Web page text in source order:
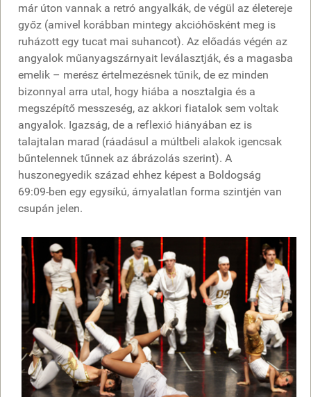
már úton vannak a retró angyalkák, de végül az életereje
győz (amivel korábban mintegy akcióhősként meg is
ruházott egy tucat mai suhancot). Az előadás végén az
angyalok műanyagszárnyait leválasztják, és a magasba
emelik – merész értelmezésnek tűnik, de ez minden
bizonnyal arra utal, hogy hiába a nosztalgia és a
megszépítő messzeség, az akkori fiatalok sem voltak
angyalok. Igazság, de a reflexió hiányában ez is
talajtalan marad (ráadásul a múltbeli alakok igencsak
bűntelennek tűnnek az ábrázolás szerint). A
huszonegyedik század ehhez képest a Boldogság
69:09-ben egy egysíkú, árnyalatlan forma szintjén van
csupán jelen.